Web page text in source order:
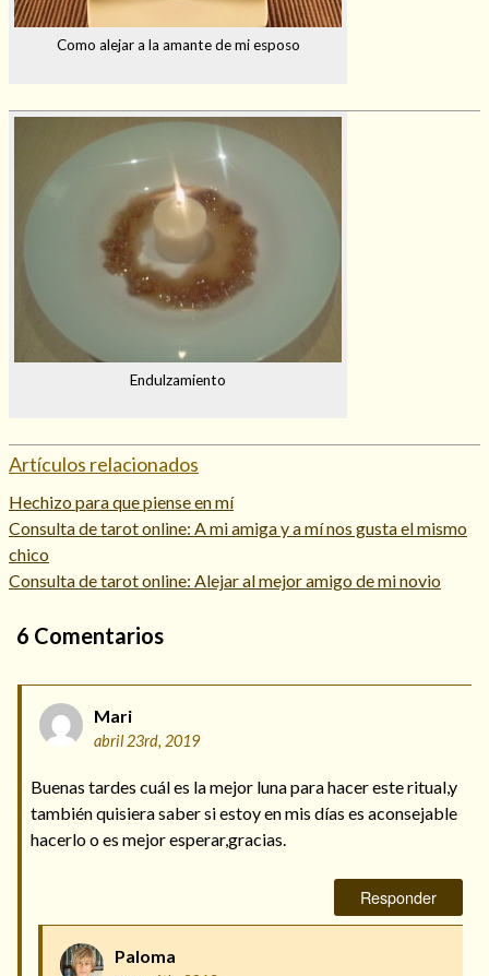
Como alejar a la amante de mi esposo
Endulzamiento
Artículos relacionados
Hechizo para que piense en mí
Consulta de tarot online: A mi amiga y a mí nos gusta el mismo
chico
Consulta de tarot online: Alejar al mejor amigo de mi novio
6 Comentarios
Mari
abril 23rd, 2019
Buenas tardes cuál es la mejor luna para hacer este ritual,y
también quisiera saber si estoy en mis días es aconsejable
hacerlo o es mejor esperar,gracias.
Responder
Paloma